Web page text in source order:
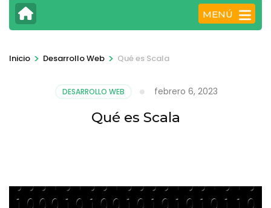
MENÚ
Inicio > Desarrollo Web > Qué es Scala
DESARROLLO WEB febrero 6, 2023
Qué es Scala